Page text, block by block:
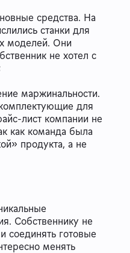
средства. На
станки для
моделей. Они
не хотел с
маржинальности.
для
лист компании не
как команда была
продукта, а не
Собственнику не
соединять готовые
менять